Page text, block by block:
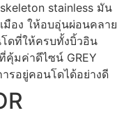
stainless มัน
มือง ให้อบอุ่นผ่อนคลาย
โดที่ให้ครบทั้งบิ้วอิน
คุ้มค่าดีไซน์ GREY
ารอยู่คอนโดได้อย่างดี